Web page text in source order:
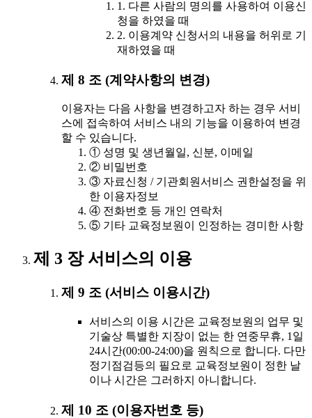
1. 다른 사람의 명의를 사용하여 이용신
청을 하였을 때
2. 이용계약 신청서의 내용을 허위로 기
재하였을 때
제 8 조 (계약사항의 변경)
이용자는 다음 사항을 변경하고자 하는 경우 서비
스에 접속하여 서비스 내의 기능을 이용하여 변경
할 수 있습니다.
① 성명 및 생년월일, 신분, 이메일
② 비밀번호
③ 자료신청 / 기관회원서비스 권한설정을 위
한 이용자정보
④ 전화번호 등 개인 연락처
⑤ 기타 교육정보원이 인정하는 경미한 사항
제 3 장 서비스의 이용
제 9 조 (서비스 이용시간)
서비스의 이용 시간은 교육정보원의 업무 및
기술상 특별한 지장이 없는 한 연중무휴, 1일
24시간(00:00-24:00)을 원칙으로 합니다. 다만
정기점검등의 필요로 교육정보원이 정한 날
이나 시간은 그러하지 아니합니다.
제 10 조 (이용자번호 등)